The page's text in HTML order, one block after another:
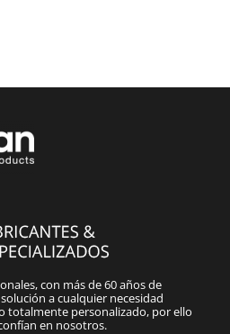
con más de 60 años de
a cualquier necesidad
totalmente personalizado, por ello
en nosotros.